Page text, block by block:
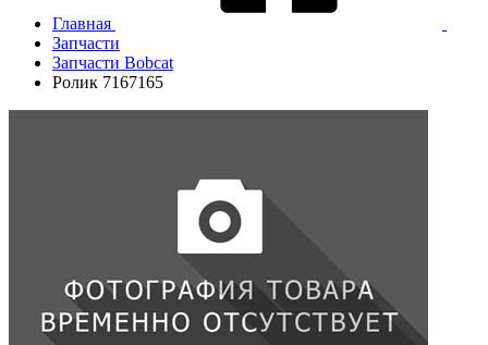
Главная
Запчасти
Запчасти Bobcat
Ролик 7167165